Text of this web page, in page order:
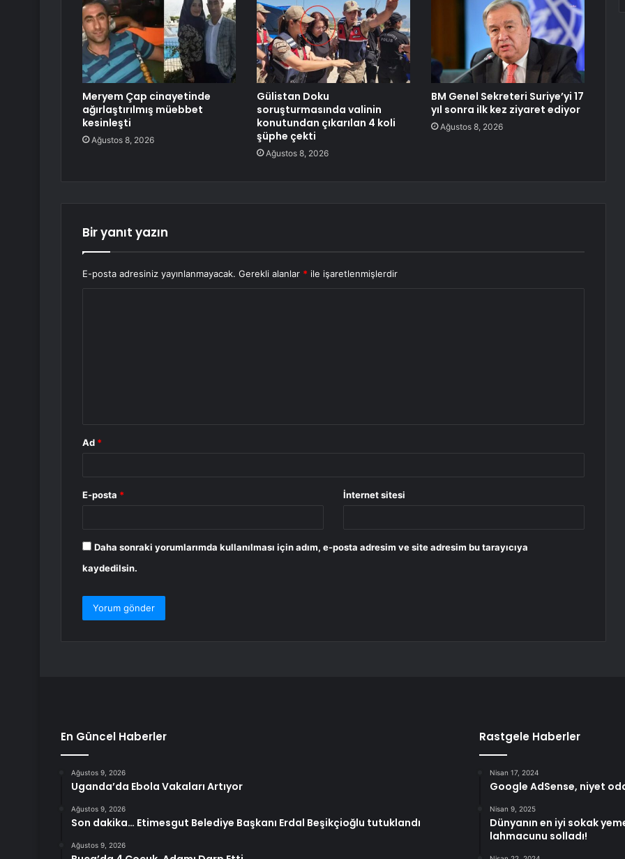
Meryem Çap cinayetinde
ağırlaştırılmış müebbet
kesinleşti
Ağustos 8, 2026
Gülistan Doku
soruşturmasında valinin
konutundan çıkarılan 4 koli
şüphe çekti
Ağustos 8, 2026
BM Genel Sekreteri Suriye’yi 17
yıl sonra ilk kez ziyaret ediyor
Ağustos 8, 2026
Bir yanıt yazın
E-posta adresiniz yayınlanmayacak. Gerekli alanlar * ile işaretlenmişlerdir
Ad *
E-posta * İnternet sitesi
Daha sonraki yorumlarımda kullanılması için adım, e-posta adresim ve site adresim bu tarayıcıya
kaydedilsin.
En Güncel Haberler
Ağustos 9, 2026
Uganda’da Ebola Vakaları Artıyor
Ağustos 9, 2026
Son dakika… Etimesgut Belediye Başkanı Erdal Beşikçioğlu tutuklandı
Ağustos 9, 2026
Rastgele Haberler
Nisan 17, 2024
Google AdSense, niyet
Nisan 9, 2025
Dünyanın en iyi sokak
lahmacunu solladı!